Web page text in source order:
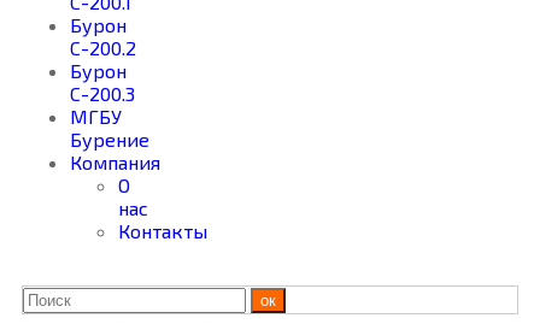
Бурон
С-200.2
Бурон
С-200.3
МГБУ
Бурение
Компания
О
нас
Контакты
ок